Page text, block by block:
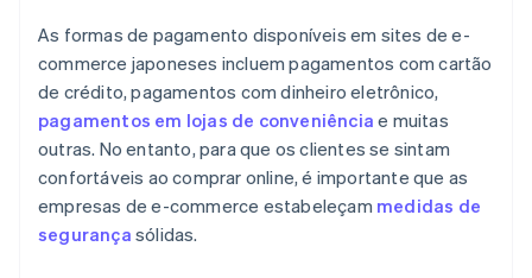
As formas de pagamento disponíveis em sites de e-
commerce japoneses incluem pagamentos com cartão
de crédito, pagamentos com dinheiro eletrônico,
pagamentos em lojas de conveniência e muitas
outras. No entanto, para que os clientes se sintam
confortáveis ao comprar online, é importante que as
empresas de e-commerce estabeleçam medidas de
segurança sólidas.